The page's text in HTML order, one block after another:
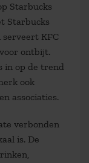
Starbucks
Starbucks
serveert KFC
ontbijt.
in op de trend
ook
associaties.
verbonden
is. De